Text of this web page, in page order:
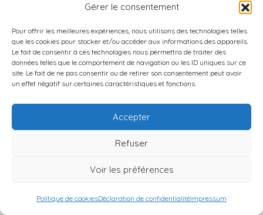
Gérer le consentement
Pour offrir les meilleures expériences, nous utilisons des technologies telles
que les cookies pour stocker et/ou accéder aux informations des appareils.
Le fait de consentir à ces technologies nous permettra de traiter des
données telles que le comportement de navigation ou les ID uniques sur ce
site. Le fait de ne pas consentir ou de retirer son consentement peut avoir
un effet négatif sur certaines caractéristiques et fonctions.
Accepter
Refuser
Voir les préférences
Politique de cookiesDéclaration de confidentialitéImpressum
expatriés souhaitant adopter aux
Philippines
Critères d’éligibilité particuliers pour les
Exigence principale
de plus que l’enfant (sauf
parent ou un membre de la